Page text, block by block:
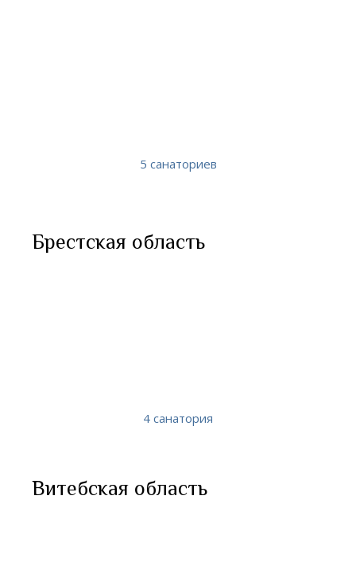
5 санаториев
Брестская область
4 санатория
Витебская область